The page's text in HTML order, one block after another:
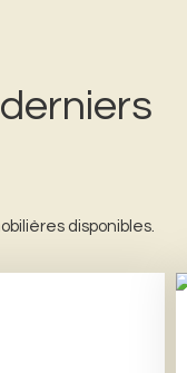
derniers
disponibles.